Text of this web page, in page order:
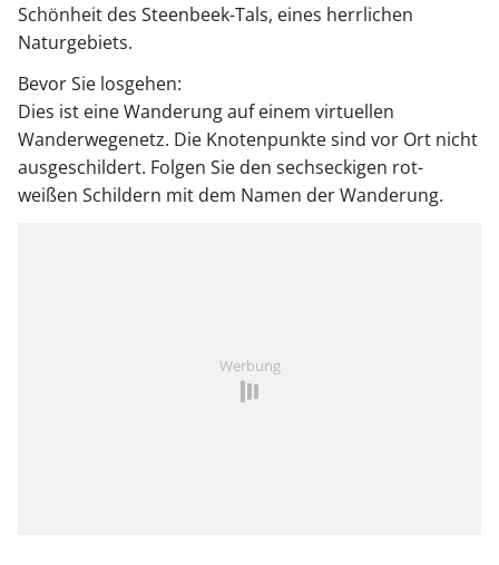
Schönheit des Steenbeek-Tals, eines herrlichen
Naturgebiets.
Bevor Sie losgehen:
Dies ist eine Wanderung auf einem virtuellen
Wanderwegenetz. Die Knotenpunkte sind vor Ort nicht
ausgeschildert. Folgen Sie den sechseckigen rot-
weißen Schildern mit dem Namen der Wanderung.
Werbung